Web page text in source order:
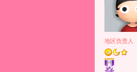
地区负责人